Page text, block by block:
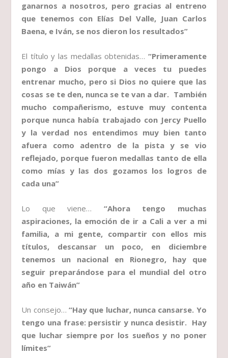
ganarnos a nosotros, pero gracias al entreno
que tenemos con Elías Del Valle, Juan Carlos
Baena, e Iván, se nos dieron los resultados”
El título y las medallas obtenidas… “Primeramente
pongo a Dios porque a veces tu puedes
entrenar mucho, pero si Dios no quiere que las
cosas se te den, nunca se te van a dar. También
mucho compañerismo, estuve muy contenta
porque nunca había trabajado con Jercy Puello
y la verdad nos entendimos muy bien tanto
afuera como adentro de la pista y se vio
reflejado, porque fueron medallas tanto de ella
como mías y las dos gozamos los logros de
cada una”
Lo que viene… “Ahora tengo muchas
aspiraciones, la emoción de ir a Cali a ver a mi
familia, a mi gente, compartir con ellos mis
títulos, descansar un poco, en diciembre
tenemos un nacional en Rionegro, hay que
seguir preparándose para el mundial del otro
año en Taiwán”
Un consejo…“Hay que luchar, nunca cansarse. Yo
tengo una frase: persistir y nunca desistir. Hay
que luchar siempre por los sueños y no poner
límites”